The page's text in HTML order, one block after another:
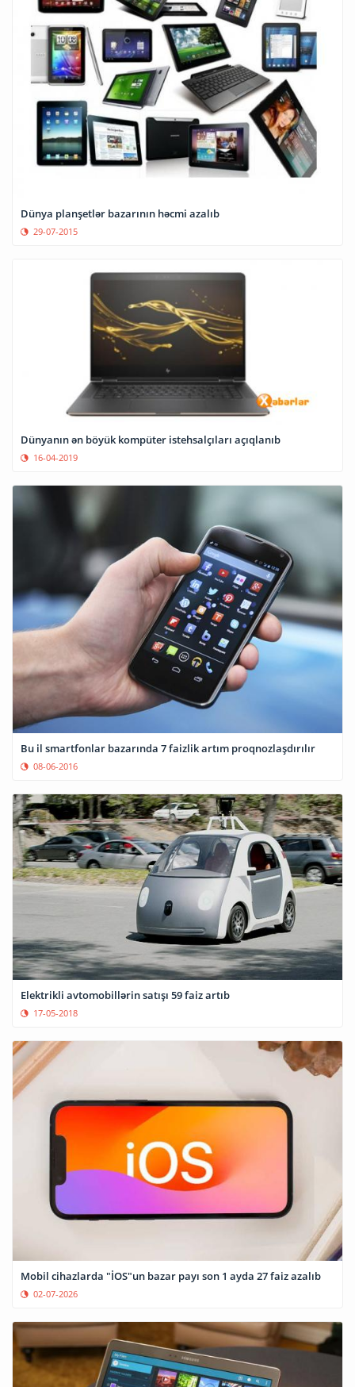
Dünya planşetlər bazarının həcmi azalıb
29-07-2015
Dünyanın ən böyük kompüter istehsalçıları açıqlanıb
16-04-2019
Bu il smartfonlar bazarında 7 faizlik artım proqnozlaşdırılır
08-06-2016
Elektrikli avtomobillərin satışı 59 faiz artıb
17-05-2018
Mobil cihazlarda "İOS"un bazar payı son 1 ayda 27 faiz azalıb
02-07-2026